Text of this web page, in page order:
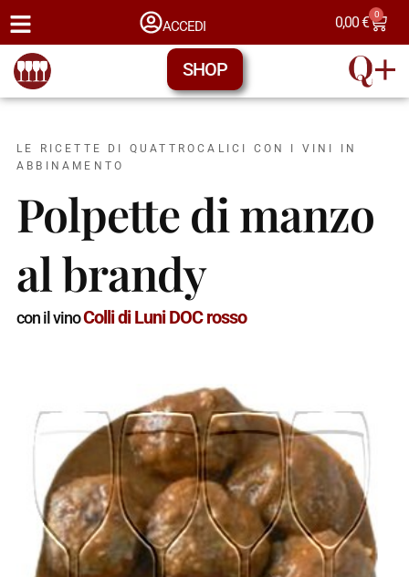
ACCEDI 0,00€ 0
SHOP
LE RICETTE DI QUATTROCALICI CON I VINI IN
ABBINAMENTO
Polpette di manzo
al brandy
con il vinoColli di Luni DOC rosso